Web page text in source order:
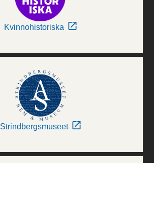
Kvinnohistoriska
Strindbergsmuseet